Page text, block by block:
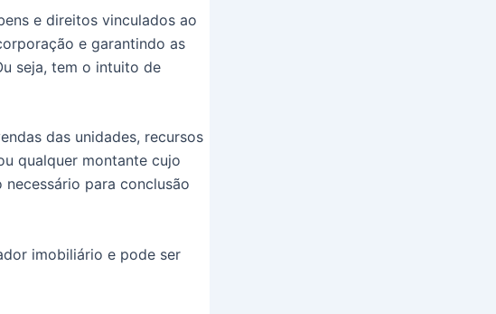
e direitos vinculados ao
e garantindo as
seja, tem o intuito de
das unidades, recursos
qualquer montante cujo
para conclusão
imobiliário e pode ser